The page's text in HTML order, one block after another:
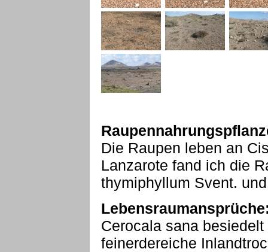
Die Raupen leben an
Lanzarote fand ich die
thymiphyllum Svent.
Cerocala sana
feinerdereiche